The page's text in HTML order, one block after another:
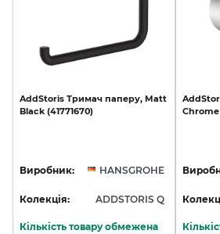
AddStoris Тримач паперу, Matt
Black (41771670)
Виробник: HANSGROHE
Колекція: ADDSTORIS Q
Кількість товару обмежена
Chrome